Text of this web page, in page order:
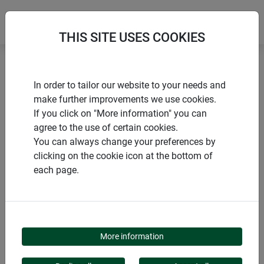
Accueil
Voiles et films durables
Toile de paillage en jute pour composteur
PRODUITS
TOILE DE PAILLAGE EN
JUTE POUR
THIS SITE USES COOKIES
In order to tailor our website to your needs and
make further improvements we use cookies.
If you click on "More information" you can
agree to the use of certain cookies.
You can always change your preferences by
clicking on the cookie icon at the bottom of
each page.
More information